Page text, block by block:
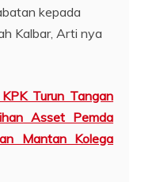
kepada
Kalbar, Arti nya
Turun Tangan
Asset Pemda
Mantan Kolega